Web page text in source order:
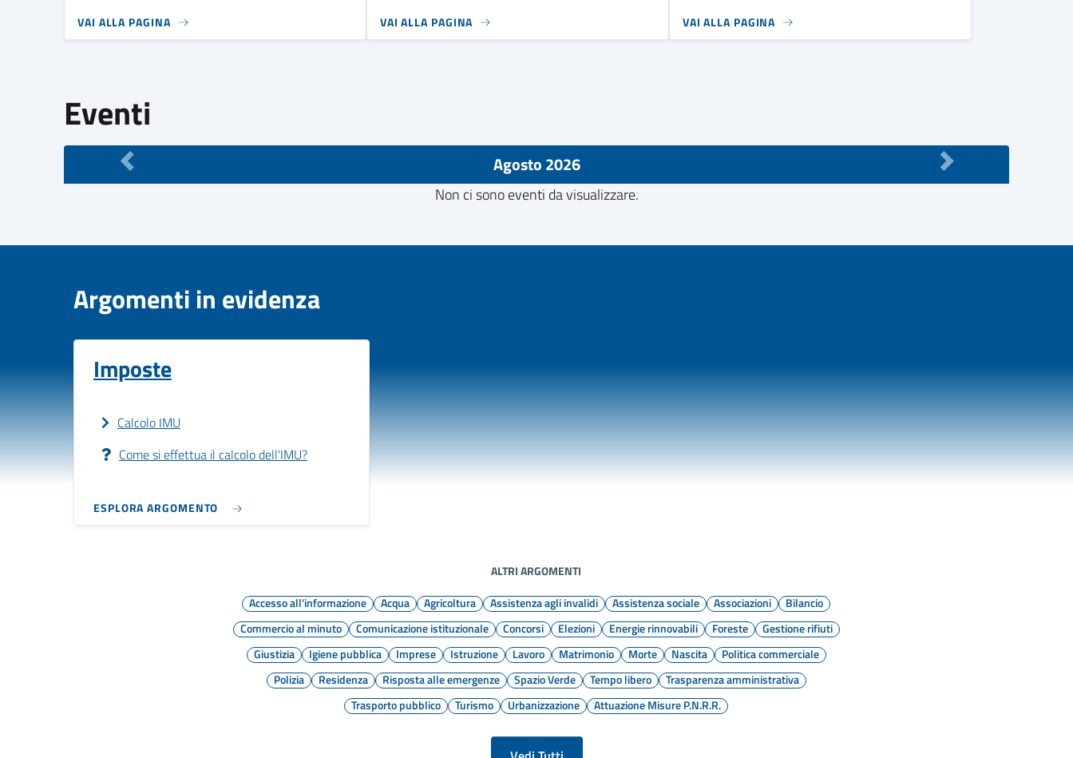
VAI ALLA PAGINA VAI ALLA PAGINA VAI ALLA PAGINA
Eventi
Agosto 2026
Non ci sono eventi da visualizzare.
Argomenti in evidenza
Imposte
Calcolo IMU
Come si effettua il calcolo dell'IMU?
ESPLORA ARGOMENTO
ALTRI ARGOMENTI
Accesso all'informazione
Acqua Agricoltura Assistenza agli invalidi Assistenza sociale Associazioni
Bilancio
Commercio al minuto
Comunicazione istituzionale Concorsi Elezioni Energie rinnovabili Foreste
Gestione rifiuti
Giustizia
Igiene pubblica Imprese Istruzione Lavoro Matrimonio Morte Nascita
Politica commerciale
Polizia
Residenza Risposta alle emergenze Spazio Verde Tempo libero
Trasparenza amministrativa
Trasporto pubblico
Turismo Urbanizzazione Attuazione Misure P.N.R.R.